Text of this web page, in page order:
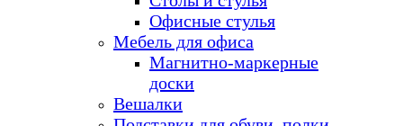
Офисные стулья
Мебель для офиса
Магнитно-маркерные
доски
Вешалки